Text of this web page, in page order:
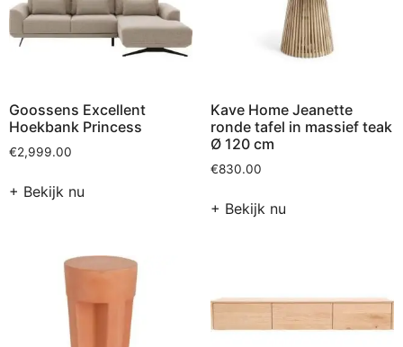
Goossens Excellent
Hoekbank Princess
€2,999.00
+ Bekijk nu
Kave Home Jeanette
ronde tafel in massief teak
Ø 120 cm
€830.00
+ Bekijk nu